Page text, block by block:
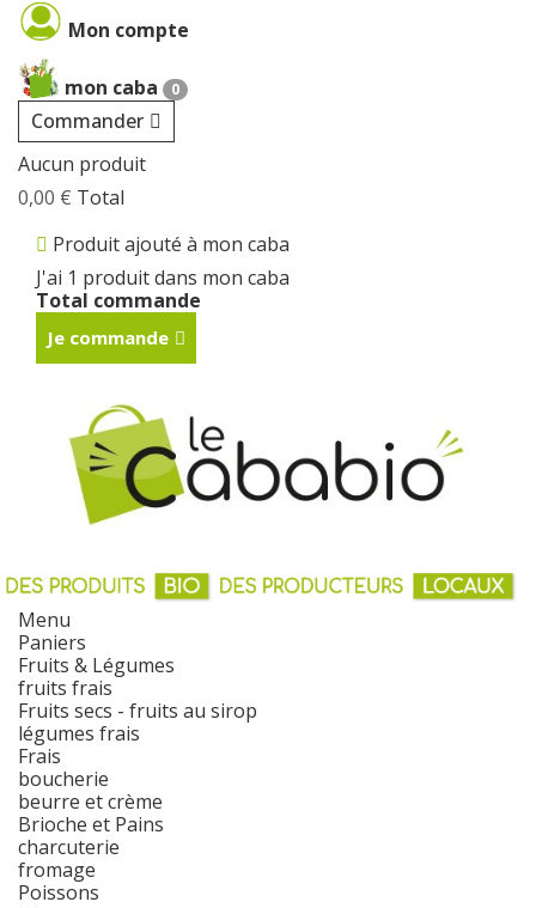
Mon compte
mon caba 0
Commander
Aucun produit
0,00 € Total
Produit ajouté à mon caba
J'ai 1 produit dans mon caba
Total commande
Je commande
Menu
Paniers
Fruits & Légumes
fruits frais
Fruits secs - fruits au sirop
légumes frais
Frais
boucherie
beurre et crème
Brioche et Pains
charcuterie
fromage
Poissons
Cookies management panel